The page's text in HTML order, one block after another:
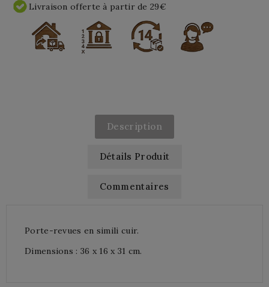
Livraison offerte à partir de 29€
Description
Détails Produit
Commentaires
Porte-revues en simili cuir.
Dimensions : 36 x 16 x 31 cm.